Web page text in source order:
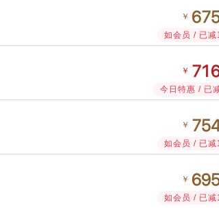
￥ 
如会员 / 已减
￥ 
今日特惠 / 已
￥ 
如会员 / 已减
￥ 
如会员 / 已减